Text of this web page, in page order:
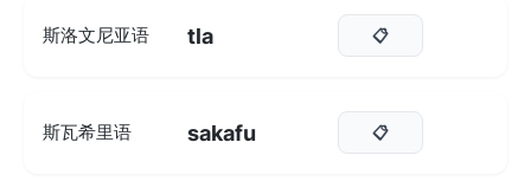
斯洛文尼亚语 tla 📋
斯瓦希里语 sakafu 📋